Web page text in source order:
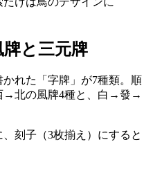
と三元牌
れた「字牌」が7種類。順
→北の風牌4種と、白→發→
刻子（3枚揃え）にすると